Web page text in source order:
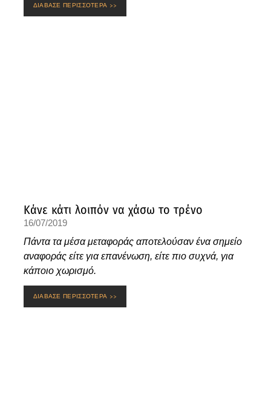
ΔΙΑΒΑΣΕ ΠΕΡΙΣΣΟΤΕΡΑ >>
Κάνε κάτι λοιπόν να χάσω το τρένο
16/07/2019
Πάντα τα μέσα μεταφοράς αποτελούσαν ένα σημείο
αναφοράς είτε για επανένωση, είτε πιο συχνά, για
κάποιο χωρισμό.
ΔΙΑΒΑΣΕ ΠΕΡΙΣΣΟΤΕΡΑ >>